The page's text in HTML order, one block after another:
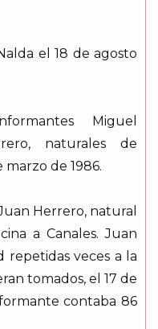
el 18 de agosto
Miguel
naturales de
de 1986.
Herrero, natural
a Canales. Juan
veces a la
tomados, el 17 de
contaba 86